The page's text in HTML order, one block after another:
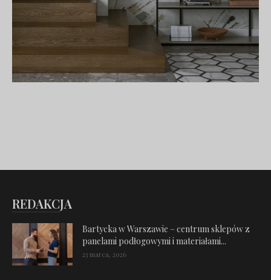
REDAKCJA
Bartycka w Warszawie – centrum sklepów z
panelami podłogowymi i materiałami...
23 marca, 2026